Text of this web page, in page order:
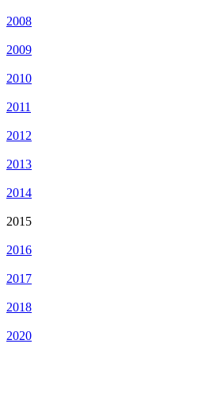
2008
2009
2010
2011
2012
2013
2014
2015
2016
2017
2018
2020